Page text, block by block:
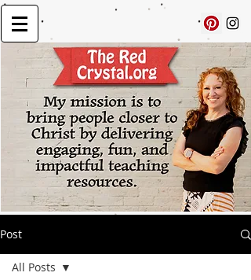
Post
All Posts